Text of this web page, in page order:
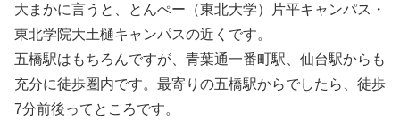
大まかに言うと、とんぺー（東北大学）片平キャンパス・
東北学院大土樋キャンパスの近くです。
五橋駅はもちろんですが、青葉通一番町駅、仙台駅からも
充分に徒歩圏内です。最寄りの五橋駅からでしたら、徒歩
7分前後ってところです。